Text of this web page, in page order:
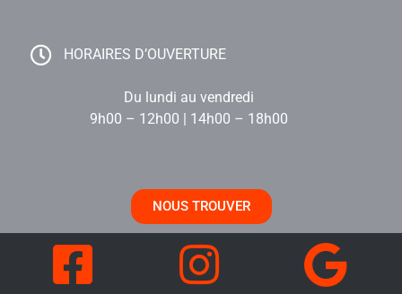
HORAIRES D’OUVERTURE
Du lundi au vendredi
9h00 – 12h00 | 14h00 – 18h00
NOUS TROUVER